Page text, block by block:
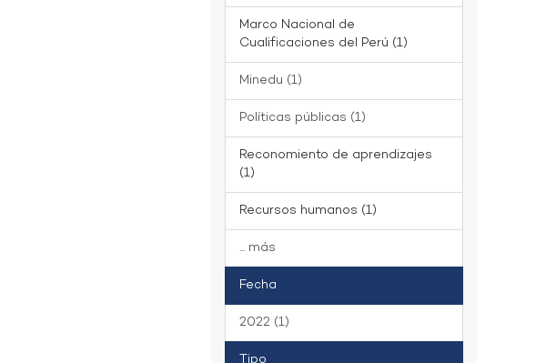
Marco Nacional de
Cualificaciones del Perú (1)
Minedu (1)
Políticas públicas (1)
Reconomiento de aprendizajes
(1)
Recursos humanos (1)
... más
Fecha
2022 (1)